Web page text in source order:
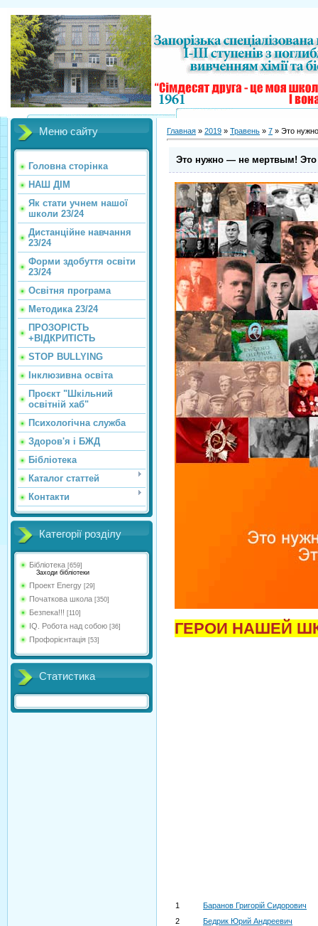
Меню сайту
Головна сторінка
НАШ ДІМ
Як стати учнем нашої
школи 23/24
Дистанційне навчання
23/24
Форми здобуття освіти
23/24
Освітня програма
Методика 23/24
ПРОЗОРІСТЬ
+ВІДКРИТІСТЬ
STOP BULLYING
Інклюзивна освіта
Проєкт "Шкільний
освітній хаб"
Психологічна служба
Здоров'я і БЖД
Бібліотека
Каталог статтей
Контакти
Категорії розділу
Бібліотека [659]
Заходи бібліотеки
Проект Energy [29]
Початкова школа [350]
Безпека!!! [110]
IQ. Робота над собою [36]
Профорієнтація [53]
Статистика
Главная » 2019 » Травень » 7 » Это
Это нужно — не мертвым!
ГЕРОИ НАШЕЙ
1
Баранов Григорій Сидорович
2
Бедрик Юрий Андреевич